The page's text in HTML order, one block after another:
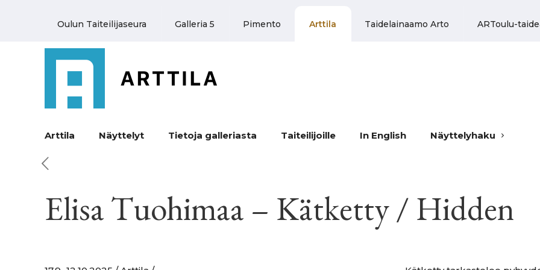
Oulun Taiteilijaseura Galleria 5 Pimento Arttila Taidelainaamo Arto ARToulu-
Arttila Näyttelyt Tietoja galleriasta Taiteilijoille In English Näyttelyhaku
Elisa Tuohimaa – Kätketty / Hidden